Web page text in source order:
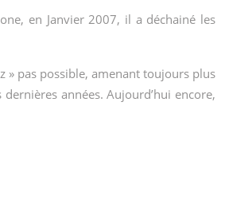
en Janvier 2007, il a déchainé les
» pas possible, amenant toujours plus
années. Aujourd’hui encore,